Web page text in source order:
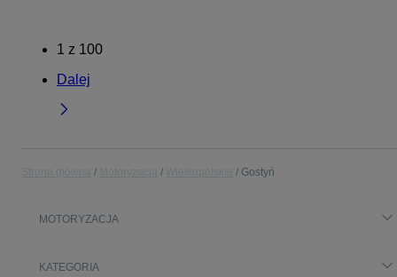
1 z 100
Dalej
Gostyń
MOTORYZACJA
KATEGORIA